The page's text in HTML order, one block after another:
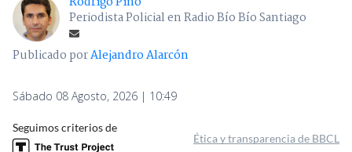
Periodista Policial en Radio Bío Bío Santiago
Publicado porAlejandro Alarcón
Sábado 08 Agosto, 2026 | 10:49
Seguimos criterios de
Ética y transparencia de BBCL